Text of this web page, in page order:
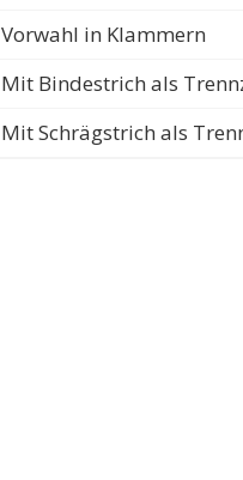
Vorwahl in Klammern
Mit Bindestrich als
Mit Schrägstrich als